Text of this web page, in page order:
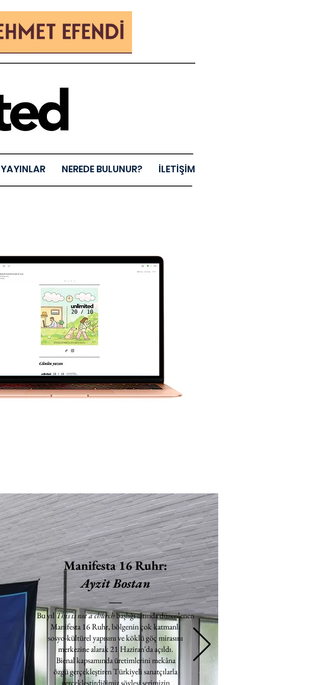
YAYINLAR NEREDE BULUNUR? İLETİŞİM
Manifesta 16 Ruhr:
Ayzit Bostan
Bu yılThis is not a churchbaşlığı altında düzenlenen
Manifesta 16 Ruhr, bölgenin çok katmanlı
sosyo-kültürel yapısını ve köklü göç mirasını
merkezine alarak 21 Haziran'da açıldı.
Bienal kapsamında üretimlerini mekâna
özgü gerçekleştiren Türkiyeli sanatçılarla
gerçekleştirdiğimiz söyleşi serimizin